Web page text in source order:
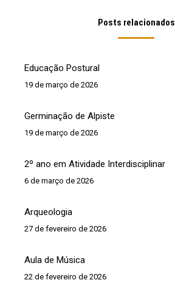
Posts relacionados
Educação Postural
19 de março de 2026
Germinação de Alpiste
19 de março de 2026
2º ano em Atividade Interdisciplinar
6 de março de 2026
Arqueologia
27 de fevereiro de 2026
Aula de Música
22 de fevereiro de 2026